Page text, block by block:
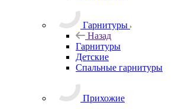
Гарнитуры
Назад
Гарнитуры
Детские
Спальные гарнитуры
Прихожие